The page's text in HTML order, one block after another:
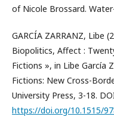
of Nicole Brossard.
GARCÍA ZARRANZ, Libe
Biopolitics, Affect :
Fictions », in Libe García
Fictions: New Cross-
University Press, 3-18.
https://doi.org/10.1515/